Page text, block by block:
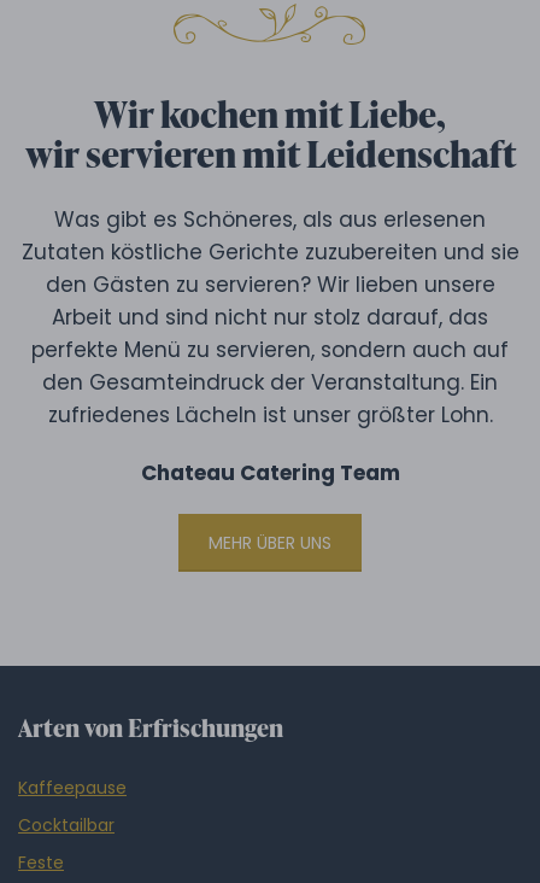
Wir kochen mit Liebe,
wir servieren mit Leidenschaft
Was gibt es Schöneres, als aus erlesenen
Zutaten köstliche Gerichte zuzubereiten und sie
den Gästen zu servieren? Wir lieben unsere
Arbeit und sind nicht nur stolz darauf, das
perfekte Menü zu servieren, sondern auch auf
den Gesamteindruck der Veranstaltung. Ein
zufriedenes Lächeln ist unser größter Lohn.
Chateau Catering Team
MEHR ÜBER UNS
Arten von Erfrischungen
Kaffeepause
Cocktailbar
Feste